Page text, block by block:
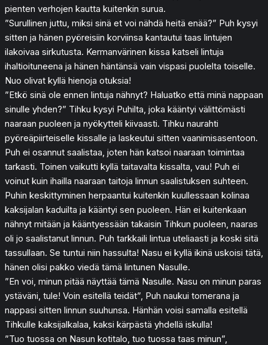
pienten verhojen kautta kuitenkin surua.
”Surullinen juttu, miksi sinä et voi nähdä heitä enää?” Puh kysyi
sitten ja hänen pyöreisiin korviinsa kantautui taas lintujen
ilakoivaa sirkutusta. Kermanvärinen kissa katseli lintuja
ihaltioituneena ja hänen häntänsä vain vispasi puolelta toiselle.
Nuo olivat kyllä hienoja otuksia!
”Etkö sinä ole ennen lintuja nähnyt? Haluatko että minä nappaan
sinulle yhden?” Tihku kysyi Puhilta, joka kääntyi välittömästi
naaraan puoleen ja nyökytteli kiivaasti. Tihku naurahti
pyöreäpiirteiselle kissalle ja laskeutui sitten vaanimisasentoon.
Puh ei osannut saalistaa, joten hän katsoi naaraan toimintaa
tarkasti. Toinen vaikutti kyllä taitavalta kissalta, vau! Puh ei
voinut kuin ihailla naaraan taitoja linnun saalistuksen suhteen.
Puhin keskittyminen herpaantui kuitenkin kuullessaan kolinaa
kaksijalan kaduilta ja kääntyi sen puoleen. Hän ei kuitenkaan
nähnyt mitään ja kääntyessään takaisin Tihkun puoleen, naaras
oli jo saalistanut linnun. Puh tarkkaili lintua uteliaasti ja koski sitä
tassullaan. Se tuntui niin hassulta! Nasu ei kyllä ikinä uskoisi tätä,
hänen olisi pakko viedä tämä lintunen Nasulle.
”En voi, minun pitää näyttää tämä Nasulle. Nasu on minun paras
ystäväni, tule! Voin esitellä teidät”, Puh naukui tomerana ja
nappasi sitten linnun suuhunsa. Hänhän voisi samalla esitellä
Tihkulle kaksijalkalaa, kaksi kärpästä yhdellä iskulla!
”Tuo tuossa on Nasun kotitalo, tuo tuossa taas minun”,